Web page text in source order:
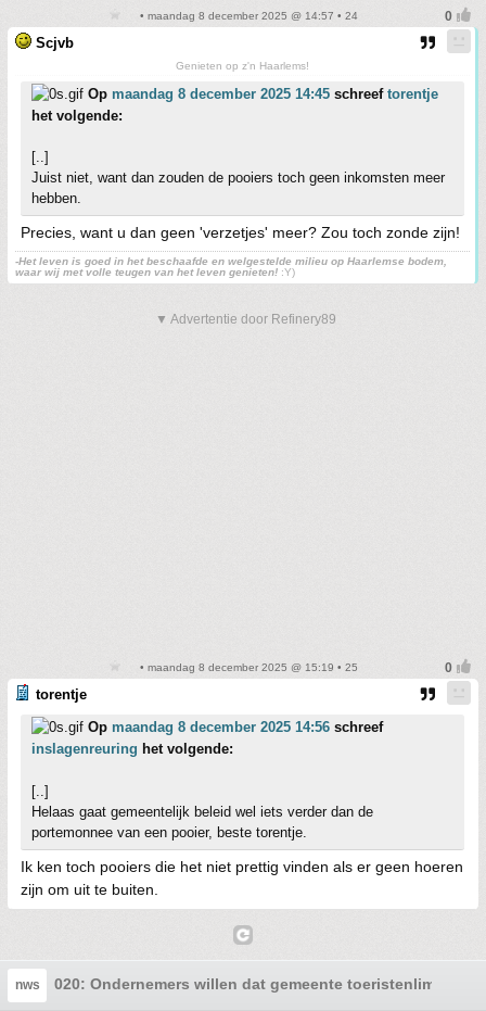
• maandag 8 december 2025 @ 14:57 • 24
Scjvb
Genieten op z'n Haarlems!
Op maandag 8 december 2025 14:45 schreef torentje
het volgende:
[..]
Juist niet, want dan zouden de pooiers toch geen inkomsten meer
hebben.
Precies, want u dan geen 'verzetjes' meer? Zou toch zonde zijn!
-Het leven is goed in het beschaafde en welgestelde milieu op Haarlemse bodem,
waar wij met volle teugen van het leven genieten! :Y)
▼ Advertentie door Refinery89
• maandag 8 december 2025 @ 15:19 • 25
torentje
Op maandag 8 december 2025 14:56 schreef
inslagenreuring het volgende:
[..]
Helaas gaat gemeentelijk beleid wel iets verder dan de
portemonnee van een pooier, beste torentje.
Ik ken toch pooiers die het niet prettig vinden als er geen hoeren
zijn om uit te buiten.
nws 020: Ondernemers willen dat gemeente toeristenlimiet